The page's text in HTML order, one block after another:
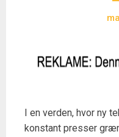
I en verden, hvor ny
konstant presser